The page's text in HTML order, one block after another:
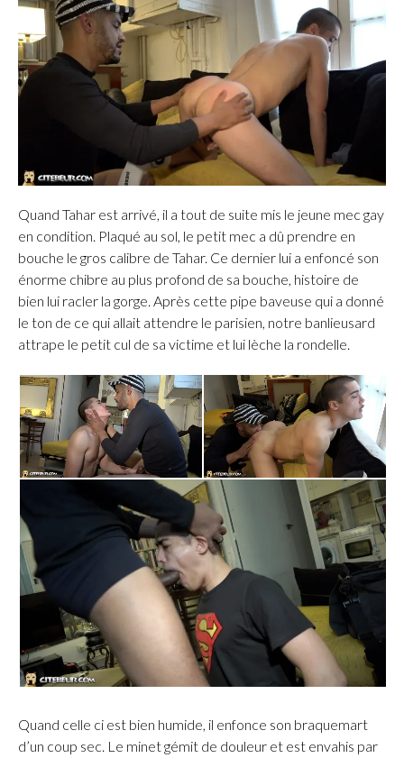
Quand Tahar est arrivé, il a tout de suite mis le jeune mec gay
en condition. Plaqué au sol, le petit mec a dû prendre en
bouche le gros calibre de Tahar. Ce dernier lui a enfoncé son
énorme chibre au plus profond de sa bouche, histoire de
bien lui racler la gorge. Après cette pipe baveuse qui a donné
le ton de ce qui allait attendre le parisien, notre banlieusard
attrape le petit cul de sa victime et lui lèche la rondelle.
Quand celle ci est bien humide, il enfonce son braquemart
d’un coup sec. Le minet gémit de douleur et est envahis par